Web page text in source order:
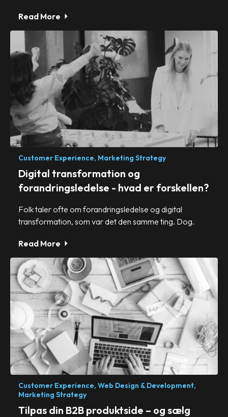
Read More
Customer Experience, Marketing Strategy
Digital transformation og
forandringsledelse - hvad er forskellen?
Folk taler ofte om forandringsledelse og digital
transformation, som var det den samme ting. Dog.
Read More
Customer Experience, Web Design & Development,
Marketing Strategy
Tilpas din B2B produktside – og sælg